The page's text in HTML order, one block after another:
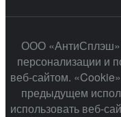
ООО «АнтиСплэш»
персонализации и
веб-сайтом.
предыдущем
использовать веб-